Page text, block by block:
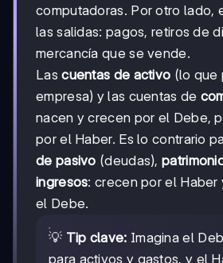
computadoras. Por otro lado,
las salidas: pagos, retiros de
mercancía que se vende.
Lascuentas de activo (lo que
empresa) y las cuentas de
nacen y crecen por el Debe,
por el Haber. Es lo contrario
de pasivo (deudas),
ingresos: crecen por el Haber
el Debe.
💡 Tip clave: Imagina el
para activos y gastos, y el